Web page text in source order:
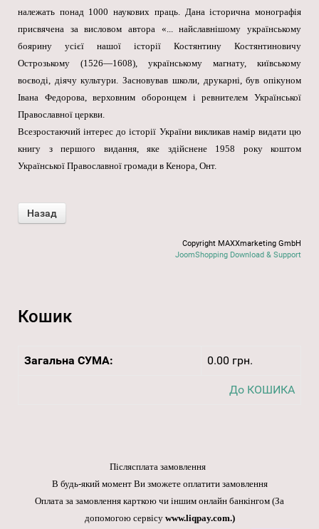
належать понад 1000 наукових праць. Дана історична монографія
присвячена за висловом автора «... найславнішому українському
боярину усієї нашої історії Костянтину Костянтиновичу
Острозькому (1526—1608), українському магнату, київському
воєводі, діячу культури. Засновував школи, друкарні, був опікуном
Івана Федорова, верховним оборонцем і ревнителем Української
Православної церкви.
Всезростаючий інтерес до історії України викликав намір видати цю
книгу з першого видання, яке здійснене 1958 року коштом
Української Православної громади в Кенора, Онт.
Copyright MAXXmarketing GmbH
JoomShopping Download & Support
Кошик
Загальна СУМА: 0.00 грн.
До КОШИКА
Післясплата замовлення
В будь-який момент Ви зможете оплатити замовлення
Оплата за замовлення карткою чи іншим онлайн банкінгом (За
допомогою сервісу www.liqpay.com.)